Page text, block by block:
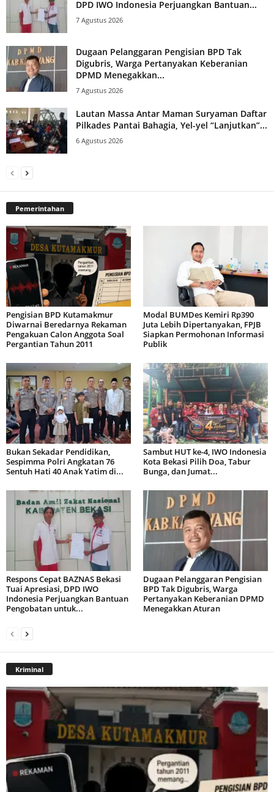
DPD IWO Indonesia Perjuangkan Bantuan...
7 Agustus 2026
Dugaan Pelanggaran Pengisian BPD Tak
Digubris, Warga Pertanyakan Keberanian
DPMD Menegakkan...
7 Agustus 2026
Lautan Massa Antar Maman Suryaman Daftar
Pilkades Pantai Bahagia, Yel-yel “Lanjutkan”...
6 Agustus 2026
Pemerintahan
Pengisian BPD Kutamakmur
Diwarnai Beredarnya Rekaman
Pengakuan Calon Anggota Soal
Pergantian Tahun 2011
Modal BUMDes Kemiri Rp390
Juta Lebih Dipertanyakan, FPJB
Siapkan Permohonan Informasi
Publik
Bukan Sekadar Pendidikan,
Sespimma Polri Angkatan 76
Sentuh Hati 40 Anak Yatim di...
Sambut HUT ke-4, IWO Indonesia
Kota Bekasi Pilih Doa, Tabur
Bunga, dan Jumat...
Respons Cepat BAZNAS Bekasi
Tuai Apresiasi, DPD IWO
Indonesia Perjuangkan Bantuan
Pengobatan untuk...
Dugaan Pelanggaran Pengisian
BPD Tak Digubris, Warga
Pertanyakan Keberanian DPMD
Menegakkan Aturan
Kriminal